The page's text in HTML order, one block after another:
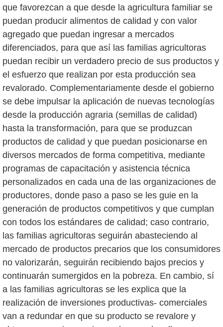
que favorezcan a que desde la agricultura familiar se
puedan producir alimentos de calidad y con valor
agregado que puedan ingresar a mercados
diferenciados, para que así las familias agricultoras
puedan recibir un verdadero precio de sus productos y
el esfuerzo que realizan por esta producción sea
revalorado. Complementariamente desde el gobierno
se debe impulsar la aplicación de nuevas tecnologías
desde la producción agraria (semillas de calidad)
hasta la transformación, para que se produzcan
productos de calidad y que puedan posicionarse en
diversos mercados de forma competitiva, mediante
programas de capacitación y asistencia técnica
personalizados en cada una de las organizaciones de
productores, donde paso a paso se les guie en la
generación de productos competitivos y que cumplan
con todos los estándares de calidad; caso contrario,
las familias agricultoras seguirán abasteciendo al
mercado de productos precarios que los consumidores
no valorizarán, seguirán recibiendo bajos precios y
continuarán sumergidos en la pobreza. En cambio, sí
a las familias agricultoras se les explica que la
realización de inversiones productivas- comerciales
van a redundar en que su producto se revalore y